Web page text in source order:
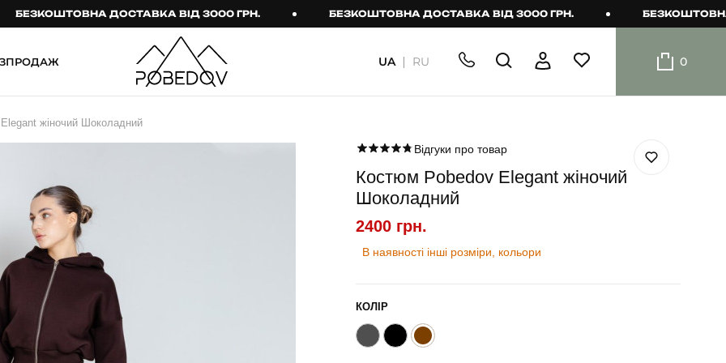
ДОСТАВКА ВІД 3000 ГРН. БЕЗКОШТОВНА ДОСТАВКА ВІД 3000 ГРН. БЕЗКОШТОВНА
Брюки
Карго
Спортивні штани
Лосини
Джинси
КОМПЛЕКТИ
Куртка й штани
шорти
Шорти
UA RU 0
жіночий Шоколадний
Відгуки про товар
Костюм Pobedov Elegant жіночий
Шоколадний
2400 грн.
В наявності інші розміри, кольори
КОЛІР